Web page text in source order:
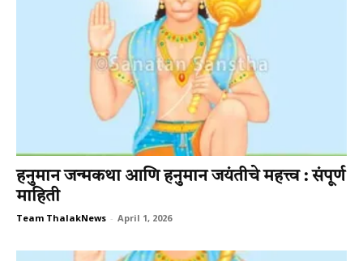
हनुमान जन्मकथा आणि हनुमान जयंतीचे महत्त्व : संपूर्ण
माहिती
Team ThalakNews - April 1, 2026